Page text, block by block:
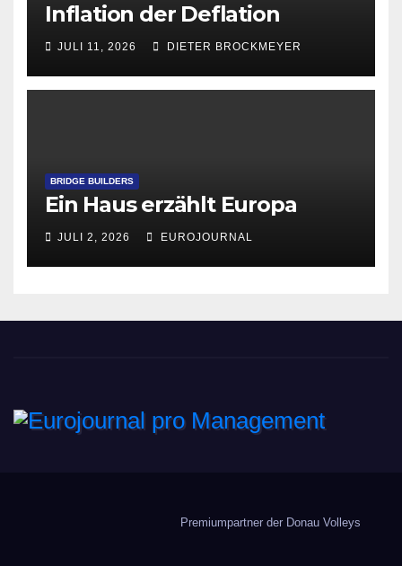
Inflation der Deflation
JULI 11, 2026 DIETER BROCKMEYER
BRIDGE BUILDERS
Ein Haus erzählt Europa
JULI 2, 2026 EUROJOURNAL
Premiumpartner der Donau Volleys